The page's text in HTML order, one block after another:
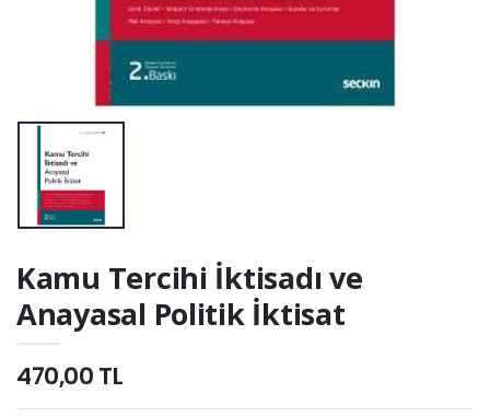
Kamu Tercihi İktisadı ve
Anayasal Politik İktisat
470,00 TL